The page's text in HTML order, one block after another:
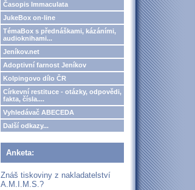
Časopis Immaculata
JukeBox on-line
TémaBox s přednáškami, kázáními,
audioknihami...
Jeníkov.net
Adoptivní farnost Jeníkov
Kolpingovo dílo ČR
Církevní restituce - otázky, odpovědi,
fakta, čísla....
Vyhledávač ABECEDA
Další odkazy...
Anketa:
Znáš tiskoviny z nakladatelství
A.M.I.M.S.?